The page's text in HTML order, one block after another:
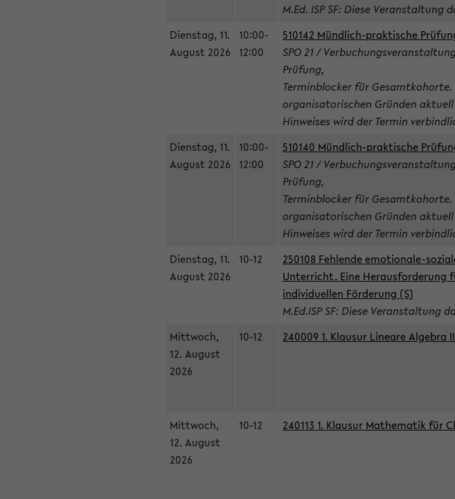
M.Ed. ISP SF: Diese
Dienstag, 11.
August 2026
10:00-
12:00
510142 Mündlich-praktische
SPO 21 /
Prüfung,
Terminblocker für Gesamtkohorte.
organisatorischen Gründen
Hinweises wird der Termin
Dienstag, 11.
August 2026
10:00-
12:00
510140 Mündlich-praktische
SPO 21 /
Prüfung,
Terminblocker für Gesamtkohorte.
organisatorischen Gründen
Hinweises wird der Termin
Dienstag, 11.
August 2026
10-12
250108 Fehlende emotionale-
Unterricht. Eine Herausforderung
individuellen Förderung (S)
M.Ed.ISP SF: Diese
Mittwoch,
12. August
2026
10-12 240009 1. Klausur Lineare Algebra
Mittwoch,
12. August
2026
10-12 240113 1. Klausur Mathematik für